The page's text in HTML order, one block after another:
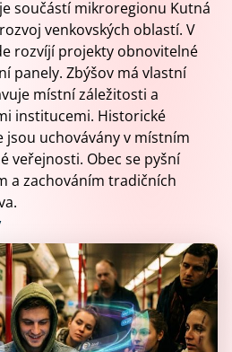
součástí mikroregionu Kutná
venkovských oblastí. V
rozvíjí projekty obnovitelné
panely. Zbýšov má vlastní
místní záležitosti a
institucemi. Historické
uchovávány v místním
veřejnosti. Obec se pyšní
a zachováním tradičních